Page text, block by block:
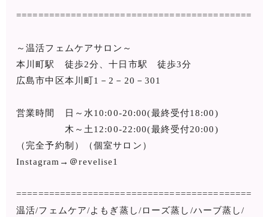
===========================================
～温活フェムケアサロン～
本川町駅 徒歩2分、十日市駅 徒歩3分
広島市中区本川町1－2－20－301
営業時間 日～水10:00-20:00(最終受付18:00)
木～土12:00-22:00(最終受付20:00)
（完全予約制）（個室サロン）
Instagram→＠revelise1
===========================================
温活/フェムケア/よもぎ蒸し/ローズ蒸し/ハーブ蒸し/